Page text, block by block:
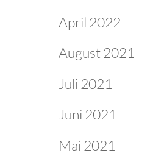
April 2022
August 2021
Juli 2021
Juni 2021
Mai 2021